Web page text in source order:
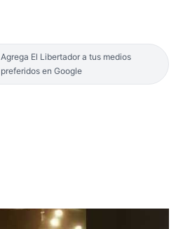
Agrega El Libertador a tus medios
preferidos en Google